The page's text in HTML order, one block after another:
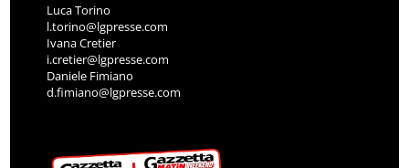
Luca Torino
l.torino@lgpresse.com
Ivana Cretier
i.cretier@lgpresse.com
Daniele Fimiano
d.fimiano@lgpresse.com